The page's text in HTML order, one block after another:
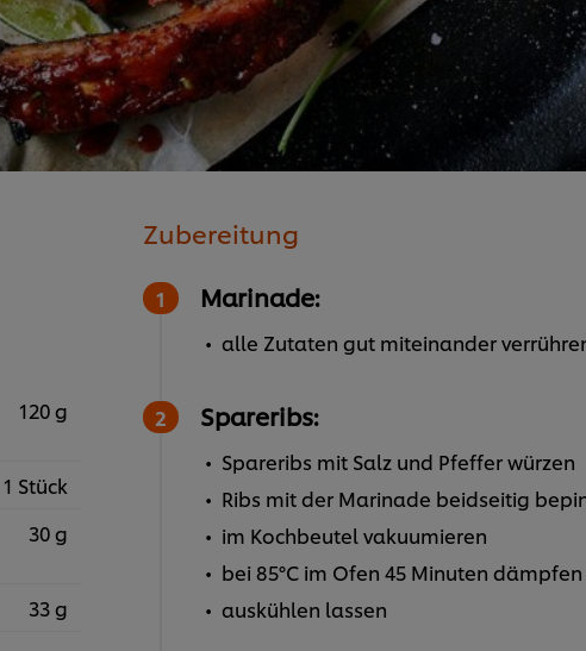
120 g
1 Stück
30 g
33 g
Zubereitung
Marinade:
alle Zutaten gut miteinander
Spareribs:
Spareribs mit Salz und Pfeffer würzen
Ribs mit der Marinade beidseitig
im Kochbeutel vakuumieren
bei 85°C im Ofen 45 Minuten dämpfen
auskühlen lassen